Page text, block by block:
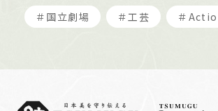
＃国立劇場 ＃工芸 ＃